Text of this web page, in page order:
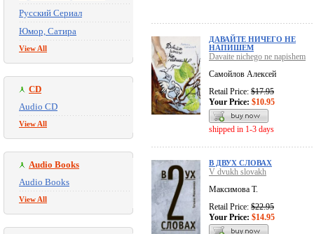
Русский Сериал
Юмор, Сатира
View All
CD
Audio CD
View All
Audio Books
Audio Books
View All
ДАВАЙТЕ НИЧЕГО НЕ
НАПИШЕМ
Davaite nichego ne napishem
Самойлов Алексей
Retail Price: $17.95
Your Price: $10.95
shipped in 1-3 days
В ДВУХ СЛОВАХ
V dvukh slovakh
Максимова Т.
Retail Price: $22.95
Your Price: $14.95